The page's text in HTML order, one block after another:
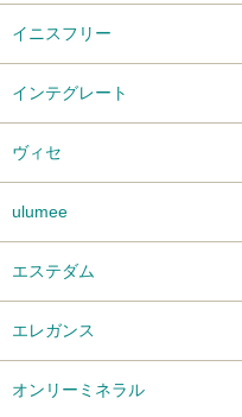
イニスフリー
インテグレート
ヴィセ
ulumee
エステダム
エレガンス
オンリーミネラル